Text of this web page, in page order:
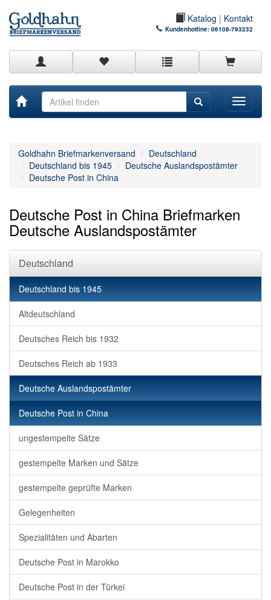
Katalog | Kontakt
Kundenhotline: 06108-793232
Toggle
Goldhahn Briefmarkenversand
Deutschland
Deutschland bis 1945
Deutsche Auslandspostämter
Deutsche Post in China
Deutsche Post in China Briefmarken
Deutsche Auslandspostämter
Deutschland
Deutschland bis 1945
Altdeutschland
Deutsches Reich bis 1932
Deutsches Reich ab 1933
Deutsche Auslandspostämter
Deutsche Post in China
ungestempelte Sätze
gestempelte Marken und Sätze
gestempelte geprüfte Marken
Gelegenheiten
Spezialitäten und Abarten
Deutsche Post in Marokko
Deutsche Post in der Türkei